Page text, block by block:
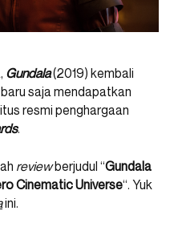
Gundala(2019) kembali
saja mendapatkan
resmi penghargaan
.
reviewberjudul “Gundala
Cinematic Universe“. Yuk
ini.